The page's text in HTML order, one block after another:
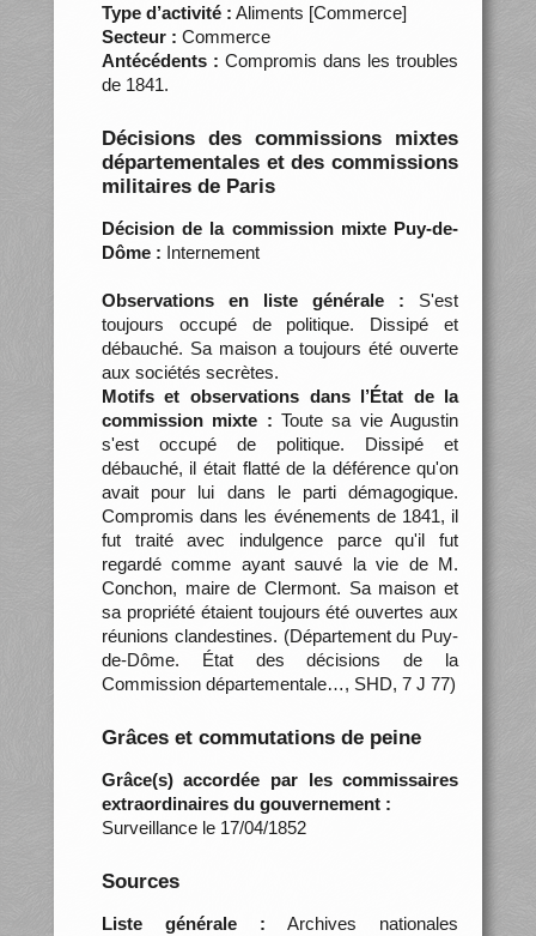
Type d’activité : Aliments [Commerce]
Secteur : Commerce
Antécédents : Compromis dans les troubles
de 1841.
Décisions des commissions mixtes
départementales et des commissions
militaires de Paris
Décision de la commission mixte Puy-de-
Dôme : Internement
Observations en liste générale : S'est
toujours occupé de politique. Dissipé et
débauché. Sa maison a toujours été ouverte
aux sociétés secrètes.
Motifs et observations dans l’État de la
commission mixte : Toute sa vie Augustin
s'est occupé de politique. Dissipé et
débauché, il était flatté de la déférence qu'on
avait pour lui dans le parti démagogique.
Compromis dans les événements de 1841, il
fut traité avec indulgence parce qu'il fut
regardé comme ayant sauvé la vie de M.
Conchon, maire de Clermont. Sa maison et
sa propriété étaient toujours été ouvertes aux
réunions clandestines. (Département du Puy-
de-Dôme. État des décisions de la
Commission départementale…, SHD, 7 J 77)
Grâces et commutations de peine
Grâce(s) accordée par les commissaires
extraordinaires du gouvernement :
Surveillance le 17/04/1852
Sources
Liste générale : Archives nationales